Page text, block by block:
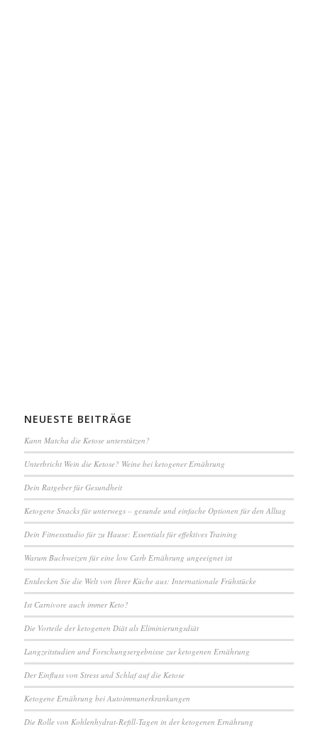
NEUESTE BEITRÄGE
Kann Matcha die Ketose unterstützen?
Unterbricht Wein die Ketose? Weine bei ketogener Ernährung
Dein Ratgeber für Gesundheit
Ketogene Snacks für unterwegs – gesunde und einfache Optionen für den Alltag
Dein Fitnessstudio für zu Hause: Essentials für effektives Training
Warum Buchweizen für eine low Carb Ernährung ungeeignet ist
Entdecken Sie die Welt von Ihrer Küche aus: Internationale Frühstücke
Ist Carnivore auch immer Keto?
Die Vorteile der ketogenen Diät als Eliminierungsdiät
Langzeitstudien und Forschungsergebnisse zur ketogenen Ernährung
Der Einfluss von Stress und Schlaf auf die Ketose
Ketogene Ernährung bei Autoimmunerkrankungen
Die Rolle von Kohlenhydrat-Refill-Tagen in der ketogenen Ernährung